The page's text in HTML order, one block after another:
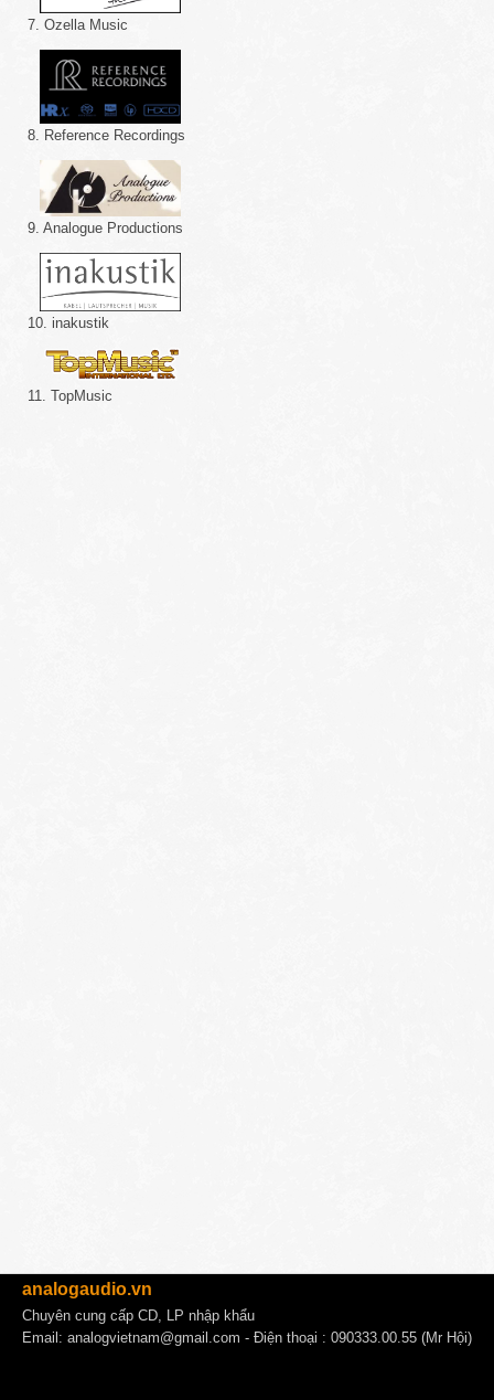
7. Ozella Music
8. Reference Recordings
9. Analogue Productions
10. inakustik
11. TopMusic
analogaudio.vn
Chuyên cung cấp CD, LP nhập khẩu
Email: analogvietnam@gmail.com - Điện thoại : 090333.00.55 (Mr Hội)